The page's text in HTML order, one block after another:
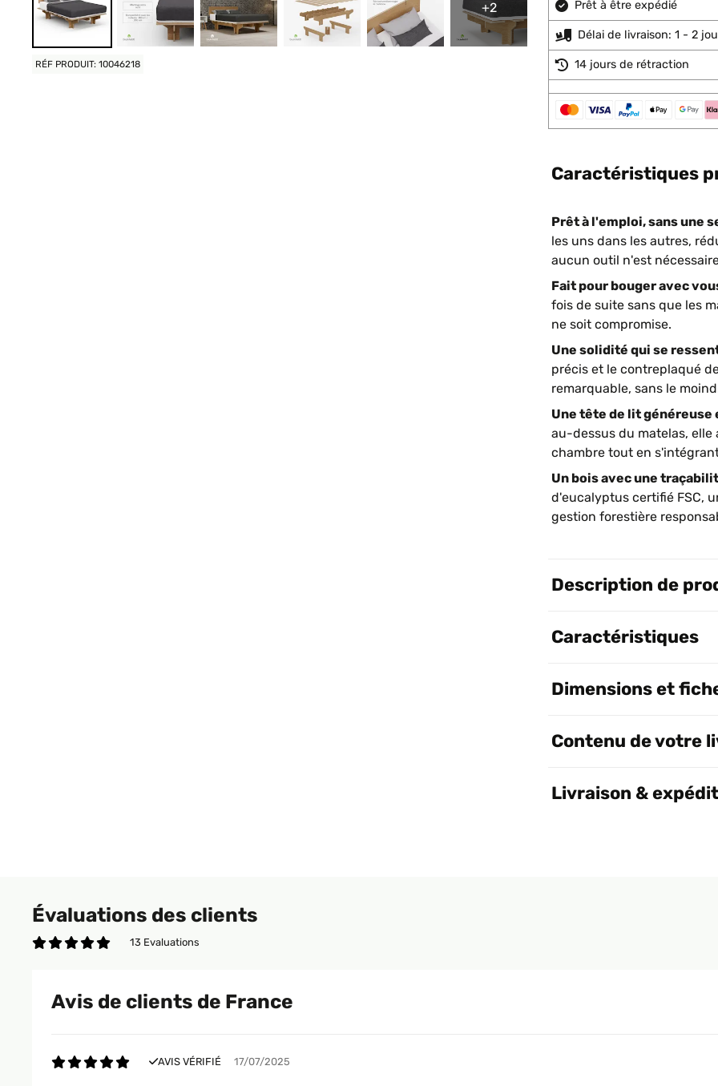
+2
RÉF PRODUIT: 10046218
Prêt à être expédié
Délai de livraison: 1 - 2
14 jours de rétraction
Caractéristiques
Prêt à l'emploi, sans une
les uns dans les autres,
aucun outil n'est
Fait pour bouger avec
fois de suite sans que les
ne soit compromise.
Une solidité qui se
précis et le contreplaqué
remarquable, sans le
Une tête de lit généreuse
au-dessus du matelas,
chambre tout en
Un bois avec une
d'eucalyptus certifié FSC,
gestion forestière
Description de
Caractéristiques
Dimensions et
Contenu de votre
Livraison &
Évaluations des clients
13 Evaluations
Avis de clients de France
AVIS VÉRIFIÉ 17/07/2025